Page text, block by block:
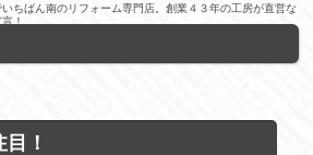
ちばん南のリフォーム専門店。創業４３年の工房が直営な
！
！